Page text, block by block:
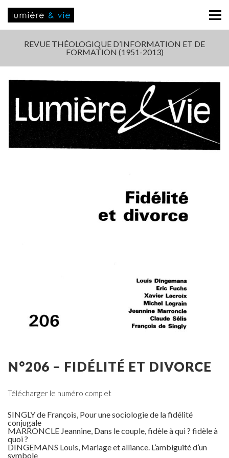
REVUE THÉOLOGIQUE D’INFORMATION ET DE
FORMATION (1951-2013)
N°206 – FIDÉLITÉ ET DIVORCE
Télécharger le numéro complet
SINGLY de François, Pour une sociologie de la fidélité
conjugale
MARRONCLE Jeannine, Dans le couple, fidèle à qui ? fidèle à
quoi ?
DINGEMANS Louis, Mariage et alliance. L’ambiguïté d’un
symbole